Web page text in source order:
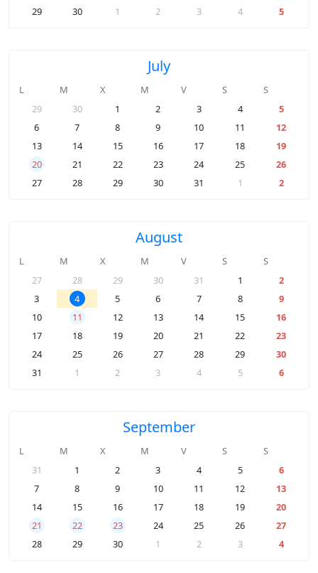
29
30 1 2 3 4 5
July
L M X M V S
S
29
30 1 2 3 4
5
6
7 8 9 10 11
12
13
14 15 16 17 18
19
20
21 22 23 24 25
26
27
28 29 30 31 1 2
August
L M X M V S
S
27
28 29 30 31 1
2
3
4 5 6 7 8
9
10
11 12 13 14 15
16
17
18 19 20 21 22
23
24
25 26 27 28 29
30
31
1 2 3 4 5 6
September
L M X M V S
S
31
1 2 3 4 5
6
7
8 9 10 11 12
13
14
15 16 17 18 19
20
21
22 23 24 25 26
27
28
29 30 1 2 3 4